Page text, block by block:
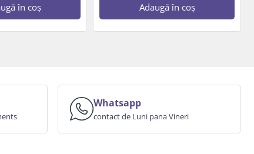
în coș Adaugă în coș
Whatsapp
contact de Luni pana Vineri